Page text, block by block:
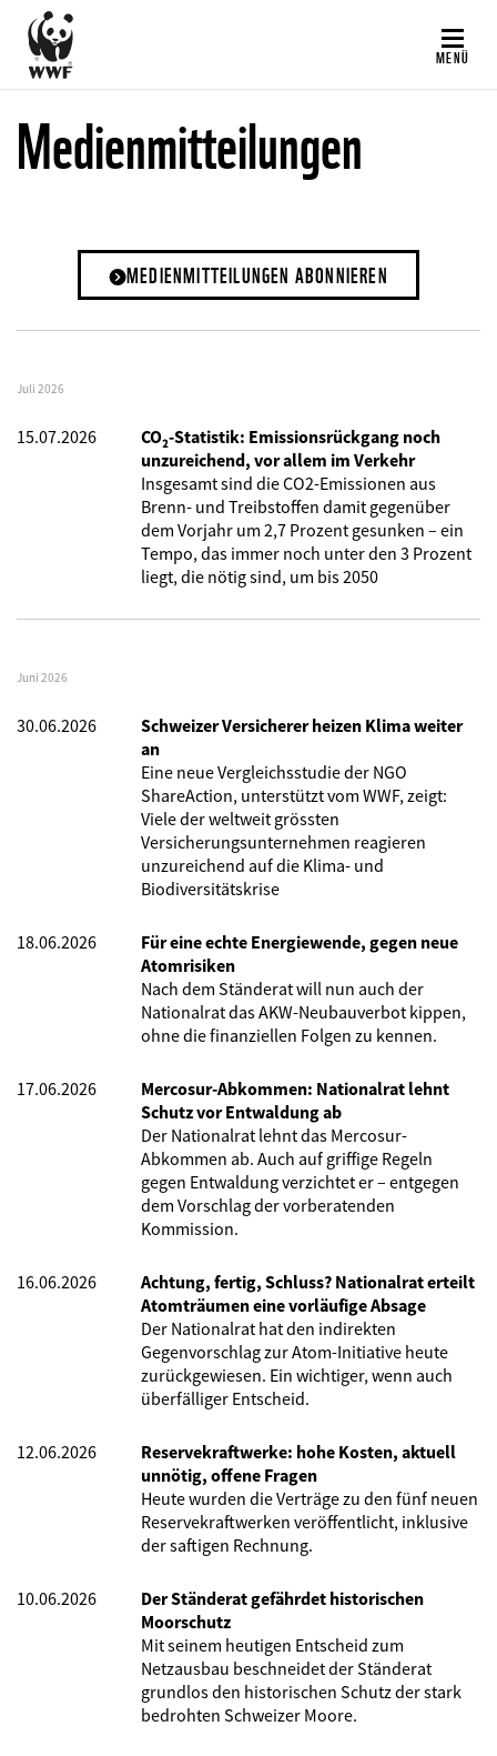
Direkt
zum
Inhalt
MENÜ
Medienmitteilungen
MEDIENMITTEILUNGEN ABONNIEREN
Juli 2026
15.07.2026
CO₂-Statistik: Emissionsrückgang noch
unzureichend, vor allem im Verkehr
Insgesamt sind die CO2-Emissionen aus
Brenn- und Treibstoffen damit gegenüber
dem Vorjahr um 2,7 Prozent gesunken – ein
Tempo, das immer noch unter den 3 Prozent
liegt, die nötig sind, um bis 2050
Juni 2026
30.06.2026
Schweizer Versicherer heizen Klima weiter
an
Eine neue Vergleichsstudie der NGO
ShareAction, unterstützt vom WWF, zeigt:
Viele der weltweit grössten
Versicherungsunternehmen reagieren
unzureichend auf die Klima- und
Biodiversitätskrise
18.06.2026
Für eine echte Energiewende, gegen neue
Atomrisiken
Nach dem Ständerat will nun auch der
Nationalrat das AKW-Neubauverbot kippen,
ohne die finanziellen Folgen zu kennen.
17.06.2026
Mercosur-Abkommen: Nationalrat lehnt
Schutz vor Entwaldung ab
Der Nationalrat lehnt das Mercosur-
Abkommen ab. Auch auf griffige Regeln
gegen Entwaldung verzichtet er – entgegen
dem Vorschlag der vorberatenden
Kommission.
16.06.2026
Achtung, fertig, Schluss? Nationalrat erteilt
Atomträumen eine vorläufige Absage
Der Nationalrat hat den indirekten
Gegenvorschlag zur Atom-Initiative heute
zurückgewiesen. Ein wichtiger, wenn auch
überfälliger Entscheid.
12.06.2026
Reservekraftwerke: hohe Kosten, aktuell
unnötig, offene Fragen
Heute wurden die Verträge zu den fünf neuen
Reservekraftwerken veröffentlicht, inklusive
der saftigen Rechnung.
10.06.2026
Der Ständerat gefährdet historischen
Moorschutz
Mit seinem heutigen Entscheid zum
Netzausbau beschneidet der Ständerat
grundlos den historischen Schutz der stark
bedrohten Schweizer Moore.